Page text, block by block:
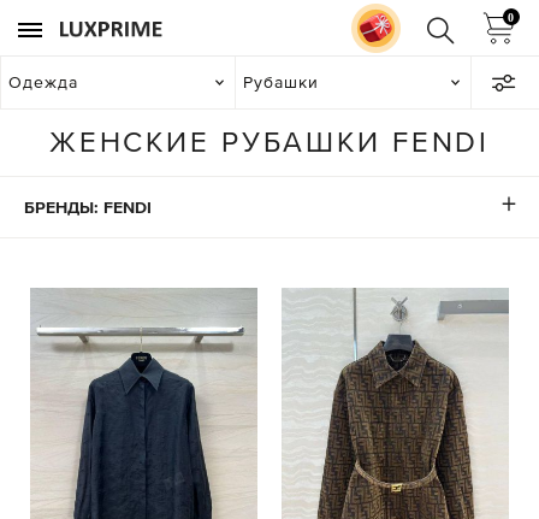
0
Одежда Рубашки
ЖЕНСКИЕ РУБАШКИ FENDI
БРЕНДЫ: FENDI